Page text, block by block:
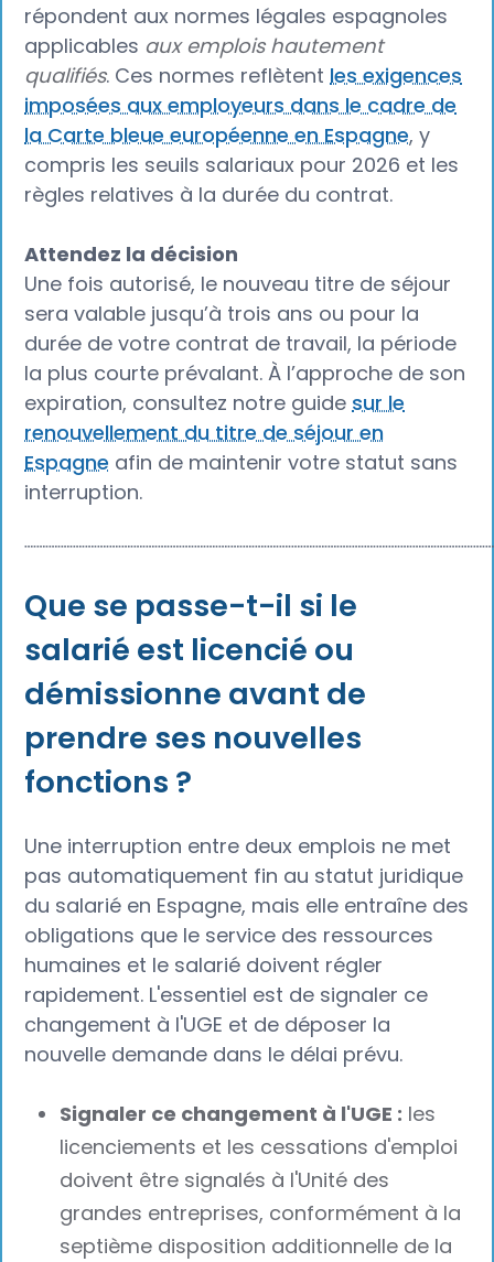
répondent aux normes légales espagnoles
applicables aux emplois hautement
qualifiés. Ces normes reflètentles exigences
imposées aux employeurs dans le cadre de
la Carte bleue européenne en Espagne, y
compris les seuils salariaux pour 2026 et les
règles relatives à la durée du contrat.
Attendez la décision
Une fois autorisé, le nouveau titre de séjour
sera valable jusqu’à trois ans ou pour la
durée de votre contrat de travail, la période
la plus courte prévalant. À l’approche de son
expiration, consultez notre guidesur le
renouvellement du titre de séjour en
Espagne afin de maintenir votre statut sans
interruption.
Que se passe-t-il si le
salarié est licencié ou
démissionne avant de
prendre ses nouvelles
fonctions ?
Une interruption entre deux emplois ne met
pas automatiquement fin au statut juridique
du salarié en Espagne, mais elle entraîne des
obligations que le service des ressources
humaines et le salarié doivent régler
rapidement. L'essentiel est de signaler ce
changement à l'UGE et de déposer la
nouvelle demande dans le délai prévu.
Signaler ce changement à l'UGE : les
licenciements et les cessations d'emploi
doivent être signalés à l'Unité des
grandes entreprises, conformément à la
septième disposition additionnelle de la